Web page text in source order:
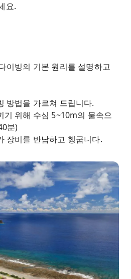
요.
이빙의 기본 원리를 설명하고
방법을 가르쳐 드립니다.
기 위해 수심 5~10m의 물속으
분)
장비를 반납하고 헹굽니다.